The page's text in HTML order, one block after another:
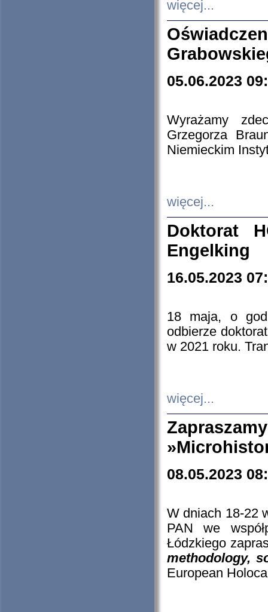
więcej...
05.06.2023
Wyrażamy
Grzegorza
Niemieckim
więcej...
Doktorat
Engelking
16.05.2023
18 maja, o
odbierze
w 2021 roku.
więcej...
08.05.2023
W dniach 18-22
PAN we
Łódzkiego
methodology,
European